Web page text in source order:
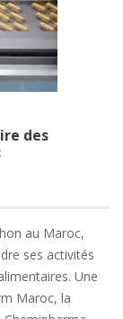
des
au Maroc,
ses activités
Une
Maroc, la